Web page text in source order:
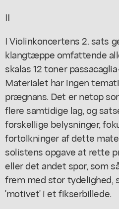
II
I Violinkoncertens 2. sats
klangtæppe omfattende
skalas 12 toner
Materialet har ingen
prægnans. Det er netop
flere samtidige lag, og
forskellige belysninger,
fortolkninger af dette
solistens opgave at rette
eller det andet spor, som
frem med stor tydelighed,
'motivet' i et fikserbillede.